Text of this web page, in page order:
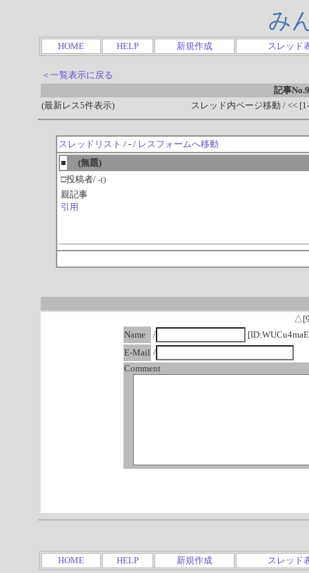
み
HOME HELP 新規作成 スレッド
＜一覧表示に戻る
記事
(最新レス5件表示)
スレッド内ページ移動 / <<
スレッドリスト / - / レスフォームへ移動
■
(無題)
□投稿者/ -()
親記事
引用
Name
/
E-Mail /
Comment
HOME HELP 新規作成 スレッド